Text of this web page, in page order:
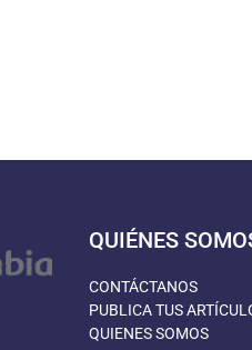
QUIÉNES
CONTÁCTANOS
PUBLICA TUS
QUIENES SOMOS